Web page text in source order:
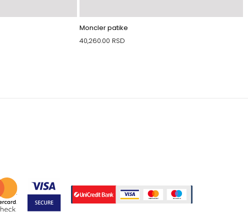
Moncler patike
40,260.00 RSD